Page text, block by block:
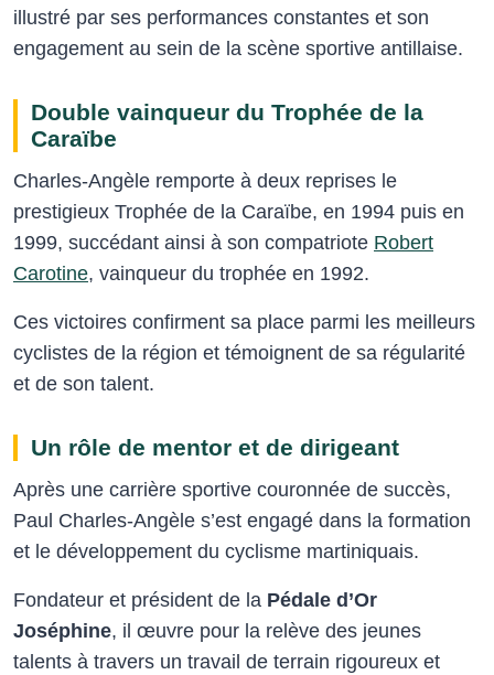
illustré par ses performances constantes et son
engagement au sein de la scène sportive antillaise.
Double vainqueur du Trophée de la
Caraïbe
Charles-Angèle remporte à deux reprises le
prestigieux Trophée de la Caraïbe, en 1994 puis en
1999, succédant ainsi à son compatriote Robert
Carotine, vainqueur du trophée en 1992.
Ces victoires confirment sa place parmi les meilleurs
cyclistes de la région et témoignent de sa régularité
et de son talent.
Un rôle de mentor et de dirigeant
Après une carrière sportive couronnée de succès,
Paul Charles-Angèle s’est engagé dans la formation
et le développement du cyclisme martiniquais.
Fondateur et président de la Pédale d’Or
Joséphine, il œuvre pour la relève des jeunes
talents à travers un travail de terrain rigoureux et